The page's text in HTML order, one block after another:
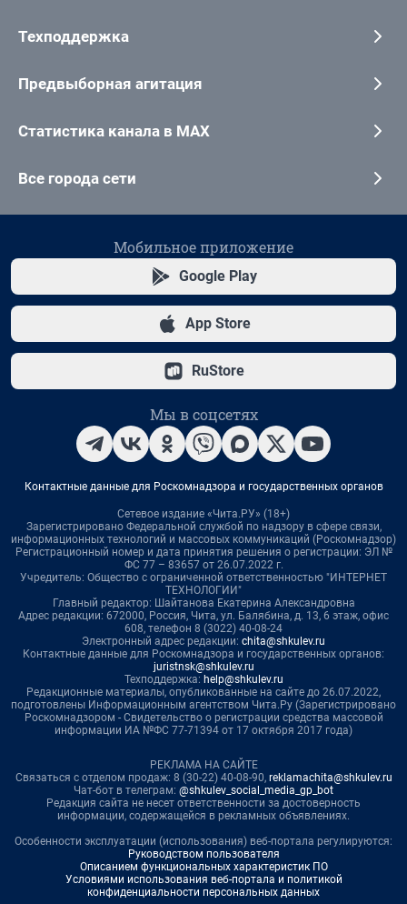
Техподдержка
Предвыборная агитация
Статистика канала в MAX
Все города сети
Мобильное приложение
Google Play
App Store
RuStore
Мы в соцсетях
Контактные данные для Роскомнадзора и государственных органов
Сетевое издание «Чита.РУ» (18+)
Зарегистрировано Федеральной службой по надзору в сфере связи,
информационных технологий и массовых коммуникаций (Роскомнадзор)
Регистрационный номер и дата принятия решения о регистрации: ЭЛ №
ФС 77 – 83657 от 26.07.2022 г.
Учредитель: Общество с ограниченной ответственностью "ИНТЕРНЕТ
ТЕХНОЛОГИИ"
Главный редактор: Шайтанова Екатерина Александровна
Адрес редакции: 672000, Россия, Чита, ул. Балябина, д. 13, 6 этаж, офис
608, телефон 8 (3022) 40-08-24
Электронный адрес редакции: chita@shkulev.ru
Контактные данные для Роскомнадзора и государственных органов:
juristnsk@shkulev.ru
Техподдержка: help@shkulev.ru
Редакционные материалы, опубликованные на сайте до 26.07.2022,
подготовлены Информационным агентством Чита.Ру (Зарегистрировано
Роскомнадзором - Свидетельство о регистрации средства массовой
информации ИА №ФС 77-71394 от 17 октября 2017 года)
РЕКЛАМА НА САЙТЕ
Связаться с отделом продаж: 8 (30-22) 40-08-90, reklamachita@shkulev.ru
Чат-бот в телеграм: @shkulev_social_media_gp_bot
Редакция сайта не несет ответственности за достоверность
информации, содержащейся в рекламных объявлениях.
Особенности эксплуатации (использования) веб-портала регулируются:
Руководством пользователя
Описанием функциональных характеристик ПО
Условиями использования веб-портала и политикой
конфиденциальности персональных данных